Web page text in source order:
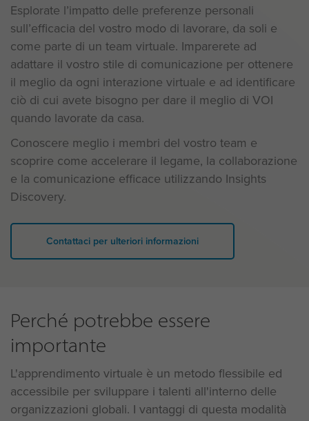
Esplorate l’impatto delle preferenze personali
sull’efficacia del vostro modo di lavorare, da soli e
come parte di un team virtuale. Imparerete ad
adattare il vostro stile di comunicazione per ottenere
il meglio da ogni interazione virtuale e ad identificare
ciò di cui avete bisogno per dare il meglio di VOI
quando lavorate da casa.
Conoscere meglio i membri del vostro team e
scoprire come accelerare il legame, la collaborazione
e la comunicazione efficace utilizzando Insights
Discovery.
Contattaci per ulteriori informazioni
Perché potrebbe essere
importante
L'apprendimento virtuale è un metodo flessibile ed
accessibile per sviluppare i talenti all'interno delle
organizzazioni globali. I vantaggi di questa modalità